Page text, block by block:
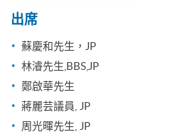
出席
蘇慶和先生，JP
林濬先生,BBS,JP
鄭啟華先生
蔣麗芸議員, JP
周光暉先生, JP